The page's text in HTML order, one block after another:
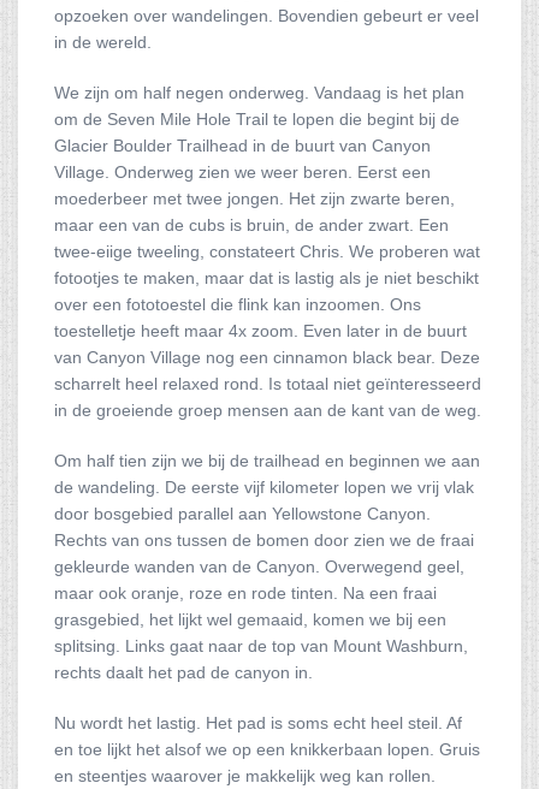
opzoeken over wandelingen. Bovendien gebeurt er veel
in de wereld.
We zijn om half negen onderweg. Vandaag is het plan
om de Seven Mile Hole Trail te lopen die begint bij de
Glacier Boulder Trailhead in de buurt van Canyon
Village. Onderweg zien we weer beren. Eerst een
moederbeer met twee jongen. Het zijn zwarte beren,
maar een van de cubs is bruin, de ander zwart. Een
twee-eiige tweeling, constateert Chris. We proberen wat
fotootjes te maken, maar dat is lastig als je niet beschikt
over een fototoestel die flink kan inzoomen. Ons
toestelletje heeft maar 4x zoom. Even later in de buurt
van Canyon Village nog een cinnamon black bear. Deze
scharrelt heel relaxed rond. Is totaal niet geïnteresseerd
in de groeiende groep mensen aan de kant van de weg.
Om half tien zijn we bij de trailhead en beginnen we aan
de wandeling. De eerste vijf kilometer lopen we vrij vlak
door bosgebied parallel aan Yellowstone Canyon.
Rechts van ons tussen de bomen door zien we de fraai
gekleurde wanden van de Canyon. Overwegend geel,
maar ook oranje, roze en rode tinten. Na een fraai
grasgebied, het lijkt wel gemaaid, komen we bij een
splitsing. Links gaat naar de top van Mount Washburn,
rechts daalt het pad de canyon in.
Nu wordt het lastig. Het pad is soms echt heel steil. Af
en toe lijkt het alsof we op een knikkerbaan lopen. Gruis
en steentjes waarover je makkelijk weg kan rollen.